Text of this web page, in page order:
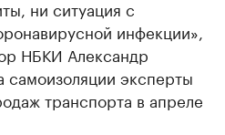
ни ситуация с
инфекции»,
НБКИ Александр
самоизоляции эксперты
транспорта в апреле